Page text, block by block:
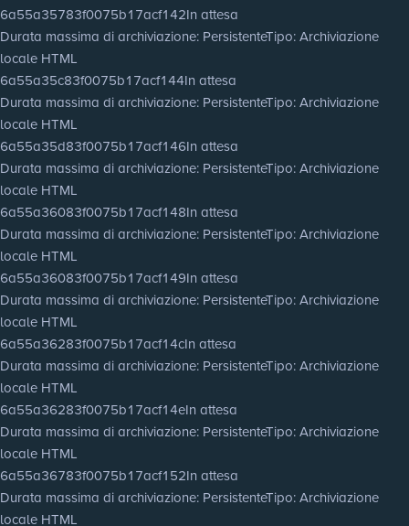
6a55a35783f0075b17acf142In attesa
Durata massima di archiviazione: PersistenteTipo: Archiviazione
locale HTML
6a55a35c83f0075b17acf144In attesa
Durata massima di archiviazione: PersistenteTipo: Archiviazione
locale HTML
6a55a35d83f0075b17acf146In attesa
Durata massima di archiviazione: PersistenteTipo: Archiviazione
locale HTML
6a55a36083f0075b17acf148In attesa
Durata massima di archiviazione: PersistenteTipo: Archiviazione
locale HTML
6a55a36083f0075b17acf149In attesa
Durata massima di archiviazione: PersistenteTipo: Archiviazione
locale HTML
6a55a36283f0075b17acf14cIn attesa
Durata massima di archiviazione: PersistenteTipo: Archiviazione
locale HTML
6a55a36283f0075b17acf14eIn attesa
Durata massima di archiviazione: PersistenteTipo: Archiviazione
locale HTML
6a55a36783f0075b17acf152In attesa
Durata massima di archiviazione: PersistenteTipo: Archiviazione
locale HTML